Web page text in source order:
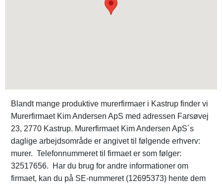
Blandt mange produktive murerfirmaer i Kastrup finder vi
Murerfirmaet Kim Andersen ApS med adressen Farsøvej
23, 2770 Kastrup. Murerfirmaet Kim Andersen ApS´s
daglige arbejdsområde er angivet til følgende erhverv:
murer. Telefonnummeret til firmaet er som følger:
32517656. Har du brug for andre informationer om
firmaet, kan du på SE-nummeret (12695373) hente dem